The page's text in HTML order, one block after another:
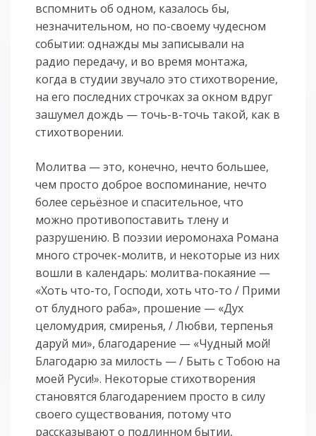
вспомнить об одном, казалось бы,
незначительном, но по-своему чудесном
событии: однажды мы записывали на
радио передачу, и во время монтажа,
когда в студии звучало это стихотворение,
на его последних строчках за окном вдруг
зашумел дождь — точь-в-точь такой, как в
стихотворении.
Молитва — это, конечно, нечто большее,
чем просто доброе воспоминание, нечто
более серьёзное и спасительное, что
можно противопоставить тлену и
разрушению. В поэзии иеромонаха Романа
много строчек-молитв, и некоторые из них
вошли в календарь: молитва-покаяние —
«Хоть что-то, Господи, хоть что-то / Прими
от блудного раба», прошение — «Дух
целомудрия, смиренья, / Любви, терпенья
даруй ми», благодарение — «Чудный мой!
Благодарю за милость — / Быть с Тобою на
моей Руси!». Некоторые стихотворения
становятся благодарением просто в силу
своего существования, потому что
рассказывают о подлинном бытии,